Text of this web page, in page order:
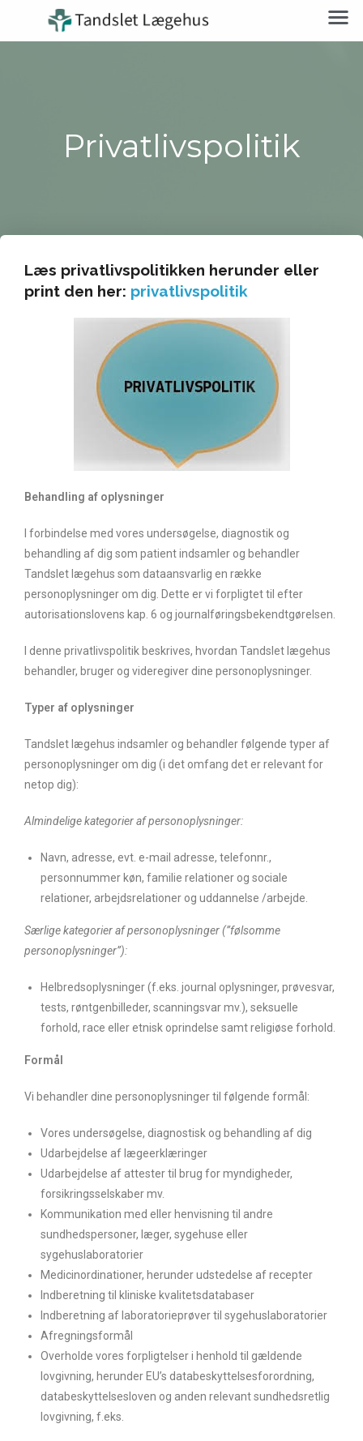
Privatlivspolitik
Læs privatlivspolitikken herunder eller
print den her: privatlivspolitik
Behandling af oplysninger
I forbindelse med vores undersøgelse, diagnostik og
behandling af dig som patient indsamler og behandler
Tandslet lægehus som dataansvarlig en række
personoplysninger om dig. Dette er vi forpligtet til efter
autorisationslovens kap. 6 og journalføringsbekendtgørelsen.
I denne privatlivspolitik beskrives, hvordan Tandslet lægehus
behandler, bruger og videregiver dine personoplysninger.
Typer af oplysninger
Tandslet lægehus indsamler og behandler følgende typer af
personoplysninger om dig (i det omfang det er relevant for
netop dig):
Almindelige kategorier af personoplysninger:
Navn, adresse, evt. e-mail adresse, telefonnr.,
personnummer køn, familie relationer og sociale
relationer, arbejdsrelationer og uddannelse /arbejde.
Særlige kategorier af personoplysninger (”følsomme
personoplysninger”):
Helbredsoplysninger (f.eks. journal oplysninger, prøvesvar,
tests, røntgenbilleder, scanningsvar mv.), seksuelle
forhold, race eller etnisk oprindelse samt religiøse forhold.
Formål
Vi behandler dine personoplysninger til følgende formål:
Vores undersøgelse, diagnostisk og behandling af dig
Udarbejdelse af lægeerklæringer
Udarbejdelse af attester til brug for myndigheder,
forsikringsselskaber mv.
Kommunikation med eller henvisning til andre
sundhedspersoner, læger, sygehuse eller
sygehuslaboratorier
Medicinordinationer, herunder udstedelse af recepter
Indberetning til kliniske kvalitetsdatabaser
Indberetning af laboratorieprøver til sygehuslaboratorier
Afregningsformål
Overholde vores forpligtelser i henhold til gældende
lovgivning, herunder EU’s databeskyttelsesforordning,
databeskyttelsesloven og anden relevant sundhedsretlig
lovgivning, f.eks.